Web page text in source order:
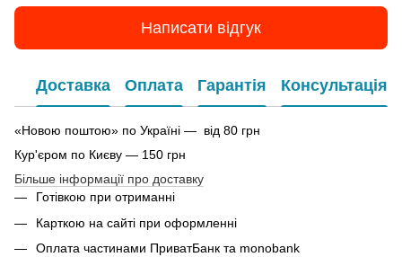
Написати відгук
Доставка Оплата Гарантія Консультація
«Новою поштою» по Україні — від 80 грн
Кур'єром по Києву — 150 грн
Більше інформації про доставку
Готівкою при отриманні
Карткою на сайті при оформленні
Оплата частинами ПриватБанк та monobank